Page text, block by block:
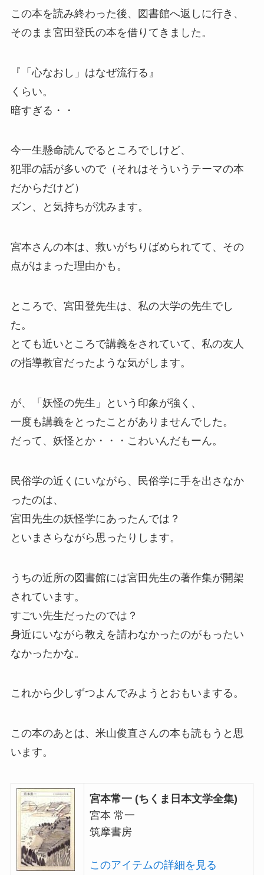
この本を読み終わった後、図書館へ返しに行き、
そのまま宮田登氏の本を借りてきました。
『「心なおし」はなぜ流行る』
くらい。
暗すぎる・・
今一生懸命読んでるところでしけど、
犯罪の話が多いので（それはそういうテーマの本
だからだけど）
ズン、と気持ちが沈みます。
宮本さんの本は、救いがちりばめられてて、その
点がはまった理由かも。
ところで、宮田登先生は、私の大学の先生でし
た。
とても近いところで講義をされていて、私の友人
の指導教官だったような気がします。
が、「妖怪の先生」という印象が強く、
一度も講義をとったことがありませんでした。
だって、妖怪とか・・・こわいんだもーん。
民俗学の近くにいながら、民俗学に手を出さなか
ったのは、
宮田先生の妖怪学にあったんでは？
といまさらながら思ったりします。
うちの近所の図書館には宮田先生の著作集が開架
されています。
すごい先生だったのでは？
身近にいながら教えを請わなかったのがもったい
なかったかな。
これから少しずつよんでみようとおもいまする。
この本のあとは、米山俊直さんの本も読もうと思
います。
宮本常一 (ちくま日本文学全集)
宮本 常一
筑摩書房
このアイテムの詳細を見る